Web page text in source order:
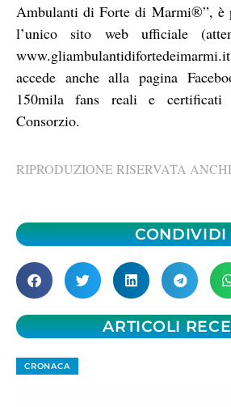
Ambulanti di Forte di Marmi®”, è
l’unico sito web ufficiale
accede anche alla pagina
150mila fans reali e
Consorzio.
RIPRODUZIONE RISERVATA
CONDIVIDI
ARTICOLI
CRONACA